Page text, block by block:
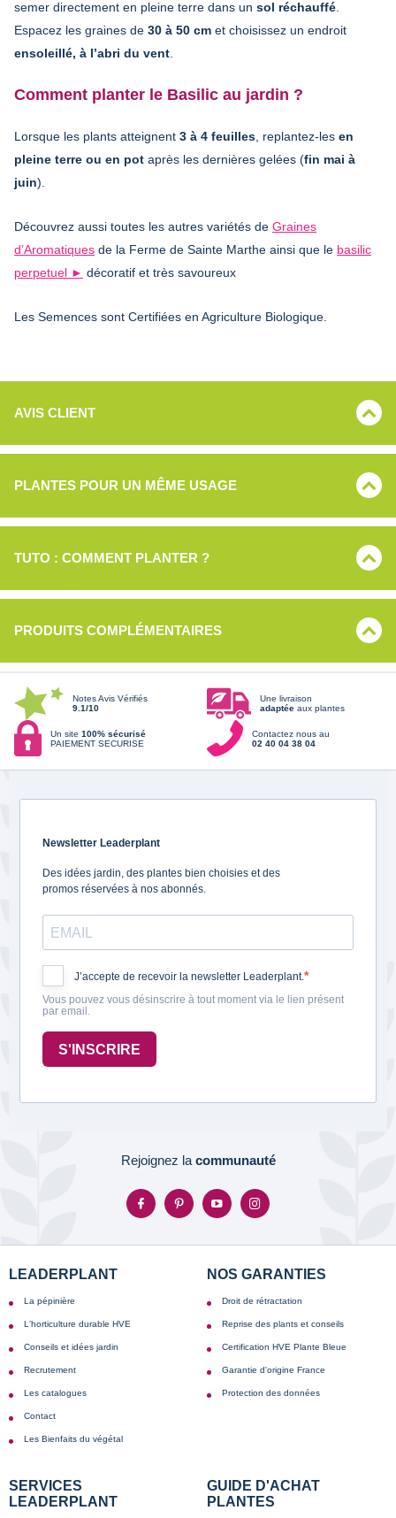
semer directement en pleine terre dans un sol réchauffé
Espacez les graines de 30 à 50 cm et choisissez un endroit
ensoleillé, à l’abri du vent
Comment planter le Basilic au jardin ?
Lorsque les plants atteignent 3 à 4 feuilles , replantez-les en
pleine terre ou en pot après les dernières gelées (fin mai à
juin).
Découvrez aussi toutes les autres variétés de Graines
d’Aromatiques de la Ferme de Sainte Marthe ainsi que le basilic
perpetuel ► décoratif et très savoureux
Les Semences sont Certifiées en Agriculture Biologique.
AVIS CLIENT
PLANTES POUR UN MÊME USAGE
TUTO : COMMENT PLANTER ?
PRODUITS COMPLÉMENTAIRES
Notes Avis Vérifiés
9.1/10
Une livraison
adaptée aux plantes
Un site 100% sécurisé
PAIEMENT SECURISE
Contactez nous au
02 40 04 38 04
Newsletter Leaderplant
Des idées jardin, des plantes bien choisies et des
promos réservées à nos abonnés.
J’accepte de recevoir la newsletter Leaderplant.
Vous pouvez vous désinscrire à tout moment via le lien présent
par email.
S'INSCRIRE
Rejoignez la communauté
LEADERPLANT
La pépinière
L'horticulture durable HVE
Conseils et idées jardin
Recrutement
Les catalogues
Contact
Les Bienfaits du végétal
NOS GARANTIES
Droit de rétractation
Reprise des plants et conseils
Certification HVE Plante Bleue
Garantie d'origine France
Protection des données
SERVICES
LEADERPLANT
GUIDE D'ACHAT
PLANTES